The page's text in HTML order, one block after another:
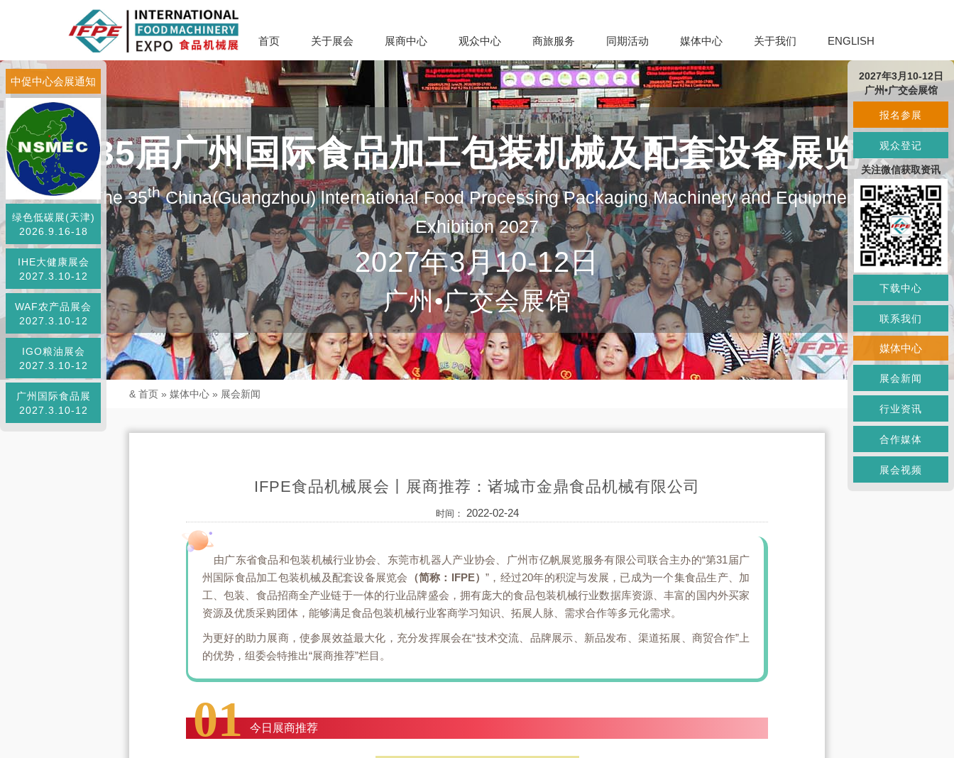
首页 关于展会 展商中心 观众中心 商旅服务 同期活动 媒体中心 关于我们 ENGLISH
第35届广州国际食品加工包装机械及配套设备展览会
The 35thChina(Guangzhou) lnternational Food Processing Packaging Machinery and Equipment
Exhibition 2027
2027年3月10-12日
广州•广交会展馆
中促中心会展通知
绿色低碳展(天津)
2026.9.16-18
IHE大健康展会
2027.3.10-12
WAF农产品展会
2027.3.10-12
IGO粮油展会
2027.3.10-12
广州国际食品展
2027.3.10-12
& 首页 » 媒体中心 » 展会新闻
IFPE食品机械展会丨展商推荐：诸城市金鼎食品机械有限公司
时间： 2022-02-24
由广东省食品和包装机械行业协会、东莞市机器人产业协会、广州市亿帆展览服务有限公司联合主办的“第31届广
州国际食品加工包装机械及配套设备展览会 （简称：IFPE）”，经过20年的积淀与发展，已成为一个集食品生产、加
工、包装、食品招商全产业链于一体的行业品牌盛会，拥有庞大的食品包装机械行业数据库资源、丰富的国内外买家
资源及优质采购团体，能够满足食品包装机械行业客商学习知识、拓展人脉、需求合作等多元化需求。
为更好的助力展商，使参展效益最大化，充分发挥展会在“技术交流、品牌展示、新品发布、渠道拓展、商贸合作”上
的优势，组委会特推出“展商推荐”栏目。
01 今日展商推荐
2027年3月10-12日
广州•广交会展馆
报名参展
观众登记
关注微信获取资讯
下载中心
联系我们
媒体中心
展会新闻
行业资讯
合作媒体
展会视频